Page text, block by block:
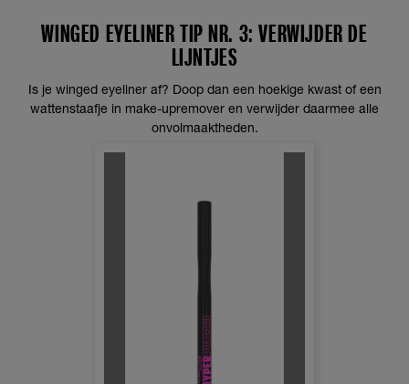
WINGED EYELINER TIP NR. 3: VERWIJDER DE
LIJNTJES
Is je winged eyeliner af? Doop dan een hoekige kwast of een
wattenstaafje in make-upremover en verwijder daarmee alle
onvolmaaktheden.